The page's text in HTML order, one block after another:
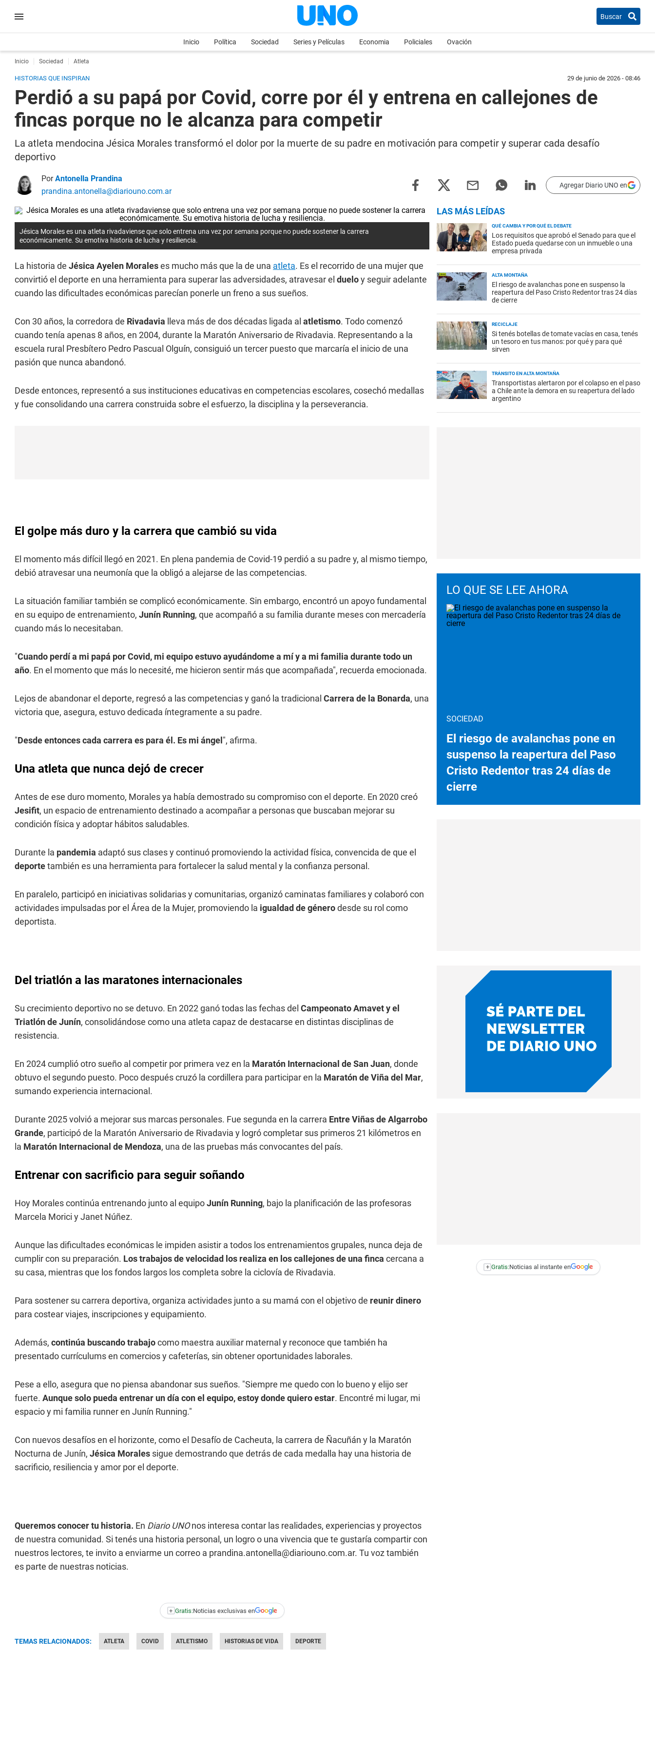
Buscar
Inicio Política Sociedad Series y Películas Economia Policiales Ovación
Inicio Sociedad Atleta
HISTORIAS QUE INSPIRAN 29 de junio de 2026 - 08:46
Perdió a su papá por Covid, corre por él y entrena en callejones de
fincas porque no le alcanza para competir
La atleta mendocina Jésica Morales transformó el dolor por la muerte de su padre en motivación para competir y superar cada desafío
deportivo
PorAntonella Prandina
prandina.antonella@diariouno.com.ar
Agregar Diario UNO en
Jésica Morales es una atleta rivadaviense que solo entrena una vez por semana porque no puede sostener la carrera
económicamente. Su emotiva historia de lucha y resiliencia.
La historia de Jésica Ayelen Moraleses mucho más que la de una atleta. Es el recorrido de una mujer que
convirtió el deporte en una herramienta para superar las adversidades, atravesar el dueloy seguir adelante
cuando las dificultades económicas parecían ponerle un freno a sus sueños.
Con 30 años, la corredora de Rivadavia lleva más de dos décadas ligada al atletismo. Todo comenzó
cuando tenía apenas 8 años, en 2004, durante la Maratón Aniversario de Rivadavia. Representando a la
escuela rural Presbítero Pedro Pascual Olguín, consiguió un tercer puesto que marcaría el inicio de una
pasión que nunca abandonó.
Desde entonces, representó a sus instituciones educativas en competencias escolares, cosechó medallas
y fue consolidando una carrera construida sobre el esfuerzo, la disciplina y la perseverancia.
El golpe más duro y la carrera que cambió su vida
El momento más difícil llegó en 2021. En plena pandemia de Covid-19 perdió a su padre y, al mismo tiempo,
debió atravesar una neumonía que la obligó a alejarse de las competencias.
La situación familiar también se complicó económicamente. Sin embargo, encontró un apoyo fundamental
en su equipo de entrenamiento, Junín Running, que acompañó a su familia durante meses con mercadería
cuando más lo necesitaban.
"Cuando perdí a mi papá por Covid, mi equipo estuvo ayudándome a mí y a mi familia durante todo un
año. En el momento que más lo necesité, me hicieron sentir más que acompañada", recuerda emocionada.
Lejos de abandonar el deporte, regresó a las competencias y ganó la tradicional Carrera de la Bonarda, una
victoria que, asegura, estuvo dedicada íntegramente a su padre.
"Desde entonces cada carrera es para él. Es mi ángel ", afirma.
Una atleta que nunca dejó de crecer
Antes de ese duro momento, Morales ya había demostrado su compromiso con el deporte. En 2020 creó
Jesifit, un espacio de entrenamiento destinado a acompañar a personas que buscaban mejorar su
condición física y adoptar hábitos saludables.
Durante la pandemia adaptó sus clases y continuó promoviendo la actividad física, convencida de que el
deportetambién es una herramienta para fortalecer la salud mental y la confianza personal.
En paralelo, participó en iniciativas solidarias y comunitarias, organizó caminatas familiares y colaboró con
actividades impulsadas por el Área de la Mujer, promoviendo la igualdad de génerodesde su rol como
deportista.
Del triatlón a las maratones internacionales
Su crecimiento deportivo no se detuvo. En 2022 ganó todas las fechas del Campeonato Amavet y el
Triatlón de Junín, consolidándose como una atleta capaz de destacarse en distintas disciplinas de
resistencia.
En 2024 cumplió otro sueño al competir por primera vez en la Maratón Internacional de San Juan, donde
obtuvo el segundo puesto. Poco después cruzó la cordillera para participar en la Maratón de Viña del Mar,
sumando experiencia internacional.
Durante 2025 volvió a mejorar sus marcas personales. Fue segunda en la carrera Entre Viñas de Algarrobo
Grande, participó de la Maratón Aniversario de Rivadavia y logró completar sus primeros 21 kilómetros en
la Maratón Internacional de Mendoza, una de las pruebas más convocantes del país.
Entrenar con sacrificio para seguir soñando
Hoy Morales continúa entrenando junto al equipoJunín Running, bajo la planificación de las profesoras
Marcela Morici y Janet Núñez.
Aunque las dificultades económicas le impiden asistir a todos los entrenamientos grupales, nunca deja de
cumplir con su preparación. Los trabajos de velocidad los realiza en los callejones de una finca cercana a
su casa, mientras que los fondos largos los completa sobre la ciclovía de Rivadavia.
Para sostener su carrera deportiva, organiza actividades junto a su mamá con el objetivo de reunir dinero
para costear viajes, inscripciones y equipamiento.
Además, continúa buscando trabajocomo maestra auxiliar maternal y reconoce que también ha
presentado currículums en comercios y cafeterías, sin obtener oportunidades laborales.
Pese a ello, asegura que no piensa abandonar sus sueños. "Siempre me quedo con lo bueno y elijo ser
fuerte. Aunque solo pueda entrenar un día con el equipo, estoy donde quiero estar. Encontré mi lugar, mi
espacio y mi familia runner en Junín Running."
Con nuevos desafíos en el horizonte, como el Desafío de Cacheuta, la carrera de Ñacuñán y la Maratón
Nocturna de Junín, Jésica Morales sigue demostrando que detrás de cada medalla hay una historia de
sacrificio, resiliencia y amor por el deporte.
Queremos conocer tu historia. En Diario UNOnos interesa contar las realidades, experiencias y proyectos
de nuestra comunidad. Si tenés una historia personal, un logro o una vivencia que te gustaría compartir con
nuestros lectores, te invito a enviarme un correo a prandina.antonella@diariouno.com.ar. Tu voz también
es parte de nuestras noticias.
+ Gratis:Noticias exclusivas en
TEMAS RELACIONADOS: ATLETA COVID ATLETISMO HISTORIAS DE VIDA DEPORTE
LAS MÁS LEÍDAS
QUÉ CAMBIA Y POR QUÉ EL DEBATE
Los requisitos que aprobó el Senado para que el
Estado pueda quedarse con un inmueble o una
empresa privada
ALTA MONTAÑA
El riesgo de avalanchas pone en suspenso la
reapertura del Paso Cristo Redentor tras 24 días
de cierre
RECICLAJE
Si tenés botellas de tomate vacías en casa, tenés
un tesoro en tus manos: por qué y para qué
sirven
TRÁNSITO EN ALTA MONTAÑA
Transportistas alertaron por el colapso en el paso
a Chile ante la demora en su reapertura del lado
argentino
LO QUE SE LEE AHORA
SOCIEDAD
El riesgo de avalanchas pone en
suspenso la reapertura del Paso
Cristo Redentor tras 24 días de
cierre
+ Gratis:Noticias al instante en